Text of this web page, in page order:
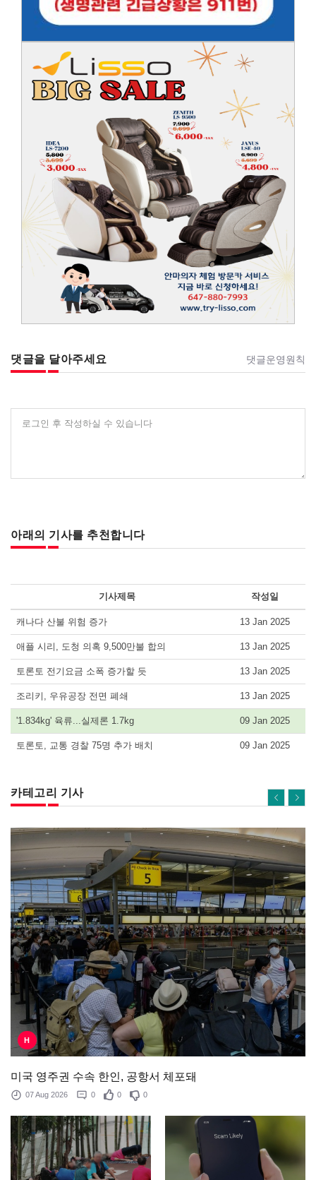
댓글을 달아주세요 댓글운영원칙
로그인 후 작성하실 수 있습니다
아래의 기사를 추천합니다
기사제목 작성일
캐나다 산불 위험 증가 13 Jan 2025
애플 시리, 도청 의혹 9,500만불 합의 13 Jan 2025
토론토 전기요금 소폭 증가할 듯 13 Jan 2025
조리키, 우유공장 전면 폐쇄 13 Jan 2025
'1.834kg' 육류...실제론 1.7kg 09 Jan 2025
토론토, 교통 경찰 75명 추가 배치 09 Jan 2025
카테고리 기사
H
미국 영주권 수속 한인, 공항서 체포돼
07 Aug 2026 0 0 0